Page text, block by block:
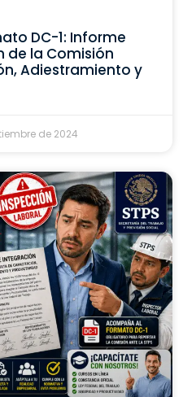
DC-1: Informe
de la Comisión
Adiestramiento y
de 2024